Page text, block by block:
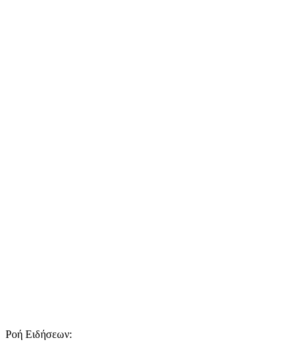
Ροή Ειδήσεων: